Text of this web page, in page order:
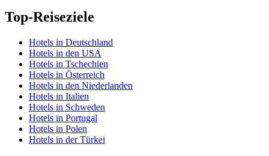
Top-Reiseziele
Hotels in Deutschland
Hotels in den USA
Hotels in Tschechien
Hotels in Österreich
Hotels in den Niederlanden
Hotels in Italien
Hotels in Schweden
Hotels in Portugal
Hotels in Polen
Hotels in der Türkei